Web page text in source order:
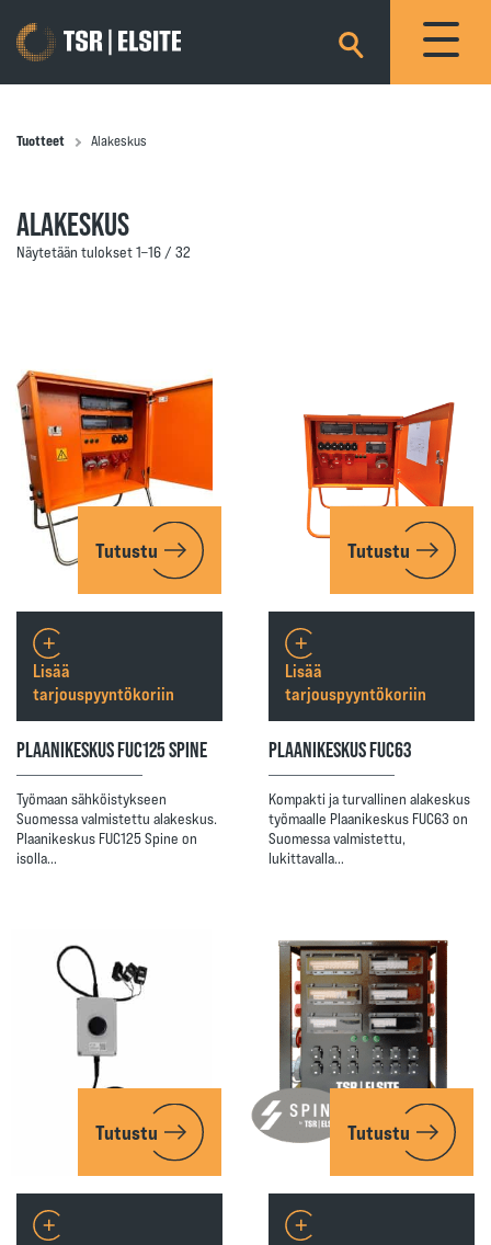
×
Tuotteet Alakeskus
ALAKESKUS
Näytetään tulokset 1–16 / 32
Tutustu
PLAANIKESKUS FUC125 SPINE
Työmaan sähköistykseen
Suomessa valmistettu alakeskus.
Plaanikeskus FUC125 Spine on
isolla…
Lisää
tarjouspyyntökoriin
Tutustu
PLAANIKESKUS FUC63
Kompakti ja turvallinen alakeskus
työmaalle Plaanikeskus FUC63 on
Suomessa valmistettu,
lukittavalla…
Lisää
tarjouspyyntökoriin
Tutustu Tutustu